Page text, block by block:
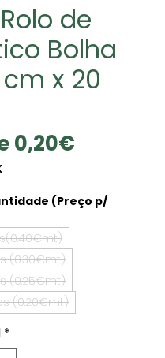
de
Bolha
x 20
0,20€
oferta
(Preço p/
(0.30€mt)
(0.25€mt)
(0.20€mt)
*